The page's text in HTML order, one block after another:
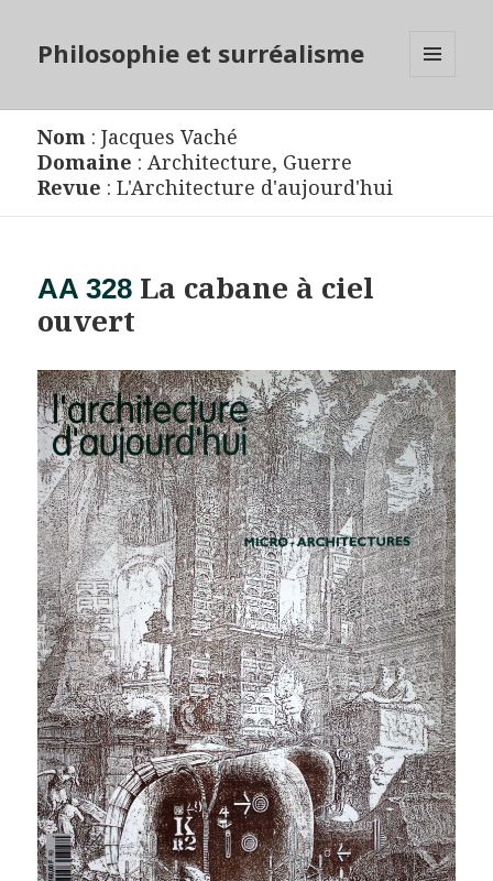
Philosophie et surréalisme
Nom :Jacques Vaché
Domaine :Architecture, Guerre
Revue :L'Architecture d'aujourd'hui
AA 328 La cabane à ciel
ouvert